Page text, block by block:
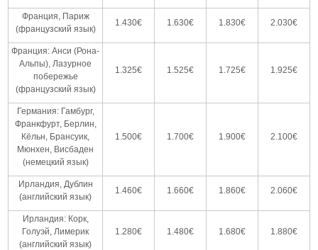
Франция, Париж
(французский язык)
1.430€ 1.630€ 1.830€ 2.030€
Франция: Анси (Рона-
Альпы), Лазурное
побережье
(французский язык)
1.325€ 1.525€ 1.725€ 1.925€
Германия: Гамбург,
Франкфурт, Берлин,
Кёльн, Брансуик,
Мюнхен, Висбаден
(немецкий язык)
1.500€ 1.700€ 1.900€ 2.100€
Ирландия, Дублин
(английский язык)
1.460€ 1.660€ 1.860€ 2.060€
Ирландия: Корк,
Голуэй, Лимерик
(английский язык)
1.280€ 1.480€ 1.680€ 1.880€